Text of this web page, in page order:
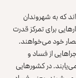
که به شهروندان
برای تمرکز قدرت
خود می‌خواهند.
از فساد و
در کشورهایی